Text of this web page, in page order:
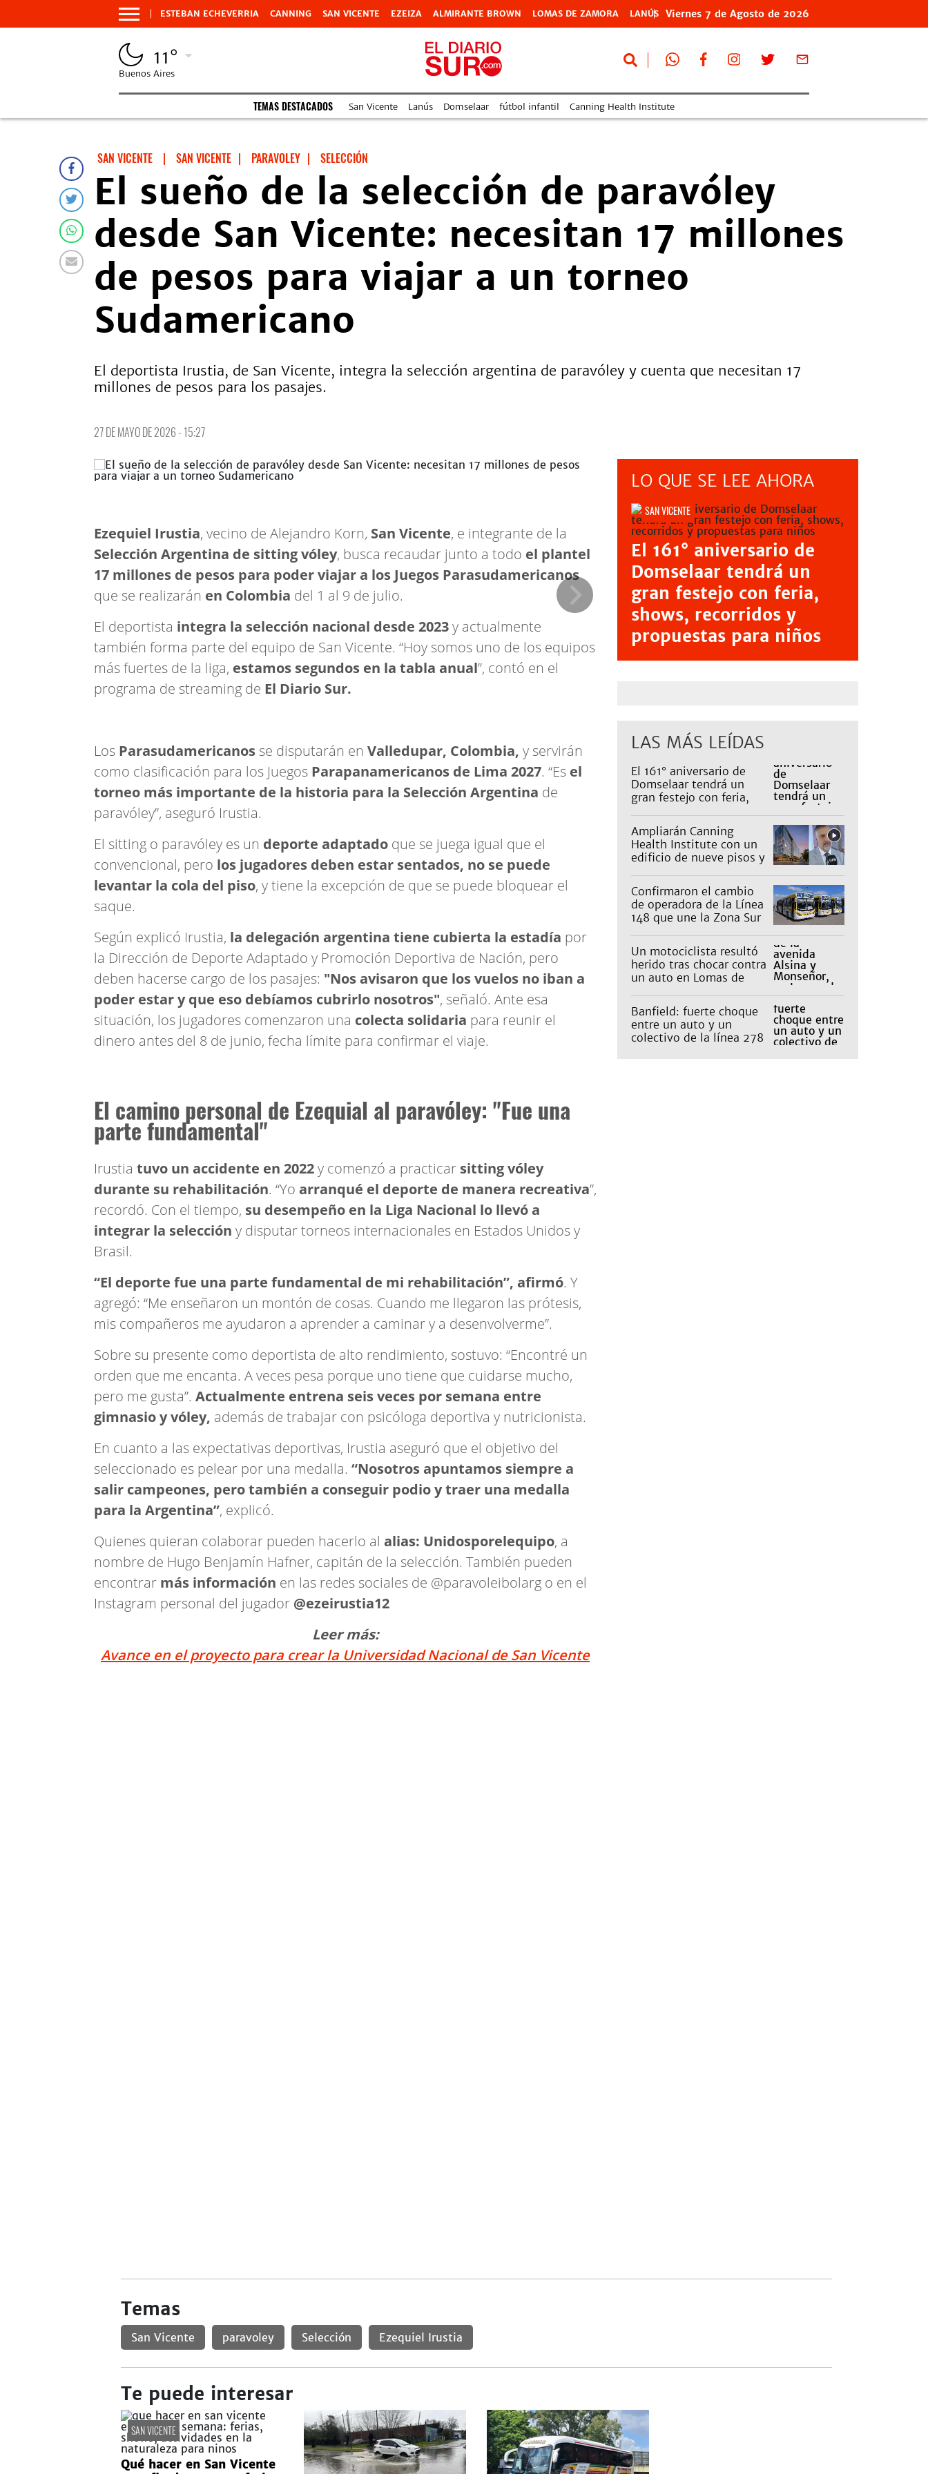
ESTEBAN ECHEVERRIA CANNING SAN VICENTE EZEIZA ALMIRANTE BROWN LOMAS DE ZAMORA LANÚS Viernes 7 de Agosto de 2026
11°
Buenos Aires
TEMAS DESTACADOS San Vicente Lanús Domselaar fútbol infantil Canning Health Institute
SAN VICENTE | SAN VICENTE | PARAVOLEY | SELECCIÓN
El sueño de la selección de paravóley
desde San Vicente: necesitan 17 millones
de pesos para viajar a un torneo
Sudamericano
El deportista Irustia, de San Vicente, integra la selección argentina de paravóley y cuenta que necesitan 17
millones de pesos para los pasajes.
27 DE MAYO DE 2026 - 15:27
Ezequiel Irustia, vecino de Alejandro Korn, San Vicente, e integrante de la
Selección Argentina de sitting vóley, busca recaudar junto a todo el plantel
17 millones de pesos para poder viajar a los Juegos Parasudamericanos
que se realizarán en Colombia del 1 al 9 de julio.
El deportista integra la selección nacional desde 2023y actualmente
también forma parte del equipo de San Vicente. “Hoy somos uno de los equipos
más fuertes de la liga, estamos segundos en la tabla anual”, contó en el
programa de streaming de El Diario Sur.
Los Parasudamericanos se disputarán en Valledupar, Colombia, y servirán
como clasificación para los Juegos Parapanamericanos de Lima 2027. “Es el
torneo más importante de la historia para la Selección Argentina de
paravóley”, aseguró Irustia.
El sitting o paravóley es un deporte adaptado que se juega igual que el
convencional, pero los jugadores deben estar sentados, no se puede
levantar la cola del piso, y tiene la excepción de que se puede bloquear el
saque.
Según explicó Irustia, la delegación argentina tiene cubierta la estadía por
la Dirección de Deporte Adaptado y Promoción Deportiva de Nación, pero
deben hacerse cargo de los pasajes: "Nos avisaron que los vuelos no iban a
poder estar y que eso debíamos cubrirlo nosotros", señaló. Ante esa
situación, los jugadores comenzaron una colecta solidaria para reunir el
dinero antes del 8 de junio, fecha límite para confirmar el viaje.
El camino personal de Ezequial al paravóley: "Fue una
parte fundamental"
Irustia tuvo un accidente en 2022y comenzó a practicar sitting vóley
durante su rehabilitación. “Yo arranqué el deporte de manera recreativa”,
recordó. Con el tiempo, su desempeño en la Liga Nacional lo llevó a
integrar la selección y disputar torneos internacionales en Estados Unidos y
Brasil.
“El deporte fue una parte fundamental de mi rehabilitación”, afirmó. Y
agregó: “Me enseñaron un montón de cosas. Cuando me llegaron las prótesis,
mis compañeros me ayudaron a aprender a caminar y a desenvolverme”.
Sobre su presente como deportista de alto rendimiento, sostuvo: “Encontré un
orden que me encanta. A veces pesa porque uno tiene que cuidarse mucho,
pero me gusta”. Actualmente entrena seis veces por semana entre
gimnasio y vóley, además de trabajar con psicóloga deportiva y nutricionista.
En cuanto a las expectativas deportivas, Irustia aseguró que el objetivo del
seleccionado es pelear por una medalla. “Nosotros apuntamos siempre a
salir campeones, pero también a conseguir podio y traer una medalla
para la Argentina”, explicó.
Quienes quieran colaborar pueden hacerlo al alias: Unidosporelequipo, a
nombre de Hugo Benjamín Hafner, capitán de la selección. También pueden
encontrar más información en las redes sociales de @paravoleibolarg o en el
Instagram personal del jugador @ezeirustia12
Leer más:
Avance en el proyecto para crear la Universidad Nacional de San Vicente
LO QUE SE LEE AHORA
SAN VICENTE
El 161° aniversario de
Domselaar tendrá un
gran festejo con feria,
shows, recorridos y
propuestas para niños
LAS MÁS LEÍDAS
El 161° aniversario de
Domselaar tendrá un
gran festejo con feria,
propuestas para niños
Ampliarán Canning
Health Institute con un
edificio de nueve pisos y
millones
Confirmaron el cambio
de operadora de la Línea
148 que une la Zona Sur
los recorridos
Un motociclista resultó
herido tras chocar contra
un auto en Lomas de
Banfield: fuerte choque
entre un auto y un
colectivo de la línea 278
Temas
San Vicente paravoley Selección Ezequiel Irustia
Te puede interesar
SAN VICENTE
Qué hacer en San Vicente